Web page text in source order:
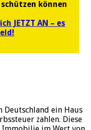
können
JETZT AN – es
Deutschland ein Haus
zahlen. Diese